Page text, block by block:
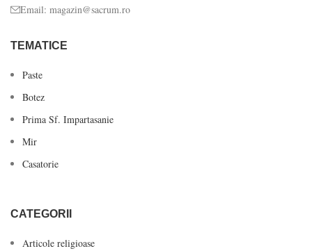
Email: magazin@sacrum.ro
TEMATICE
Paste
Botez
Prima Sf. Impartasanie
Mir
Casatorie
CATEGORII
Articole religioase